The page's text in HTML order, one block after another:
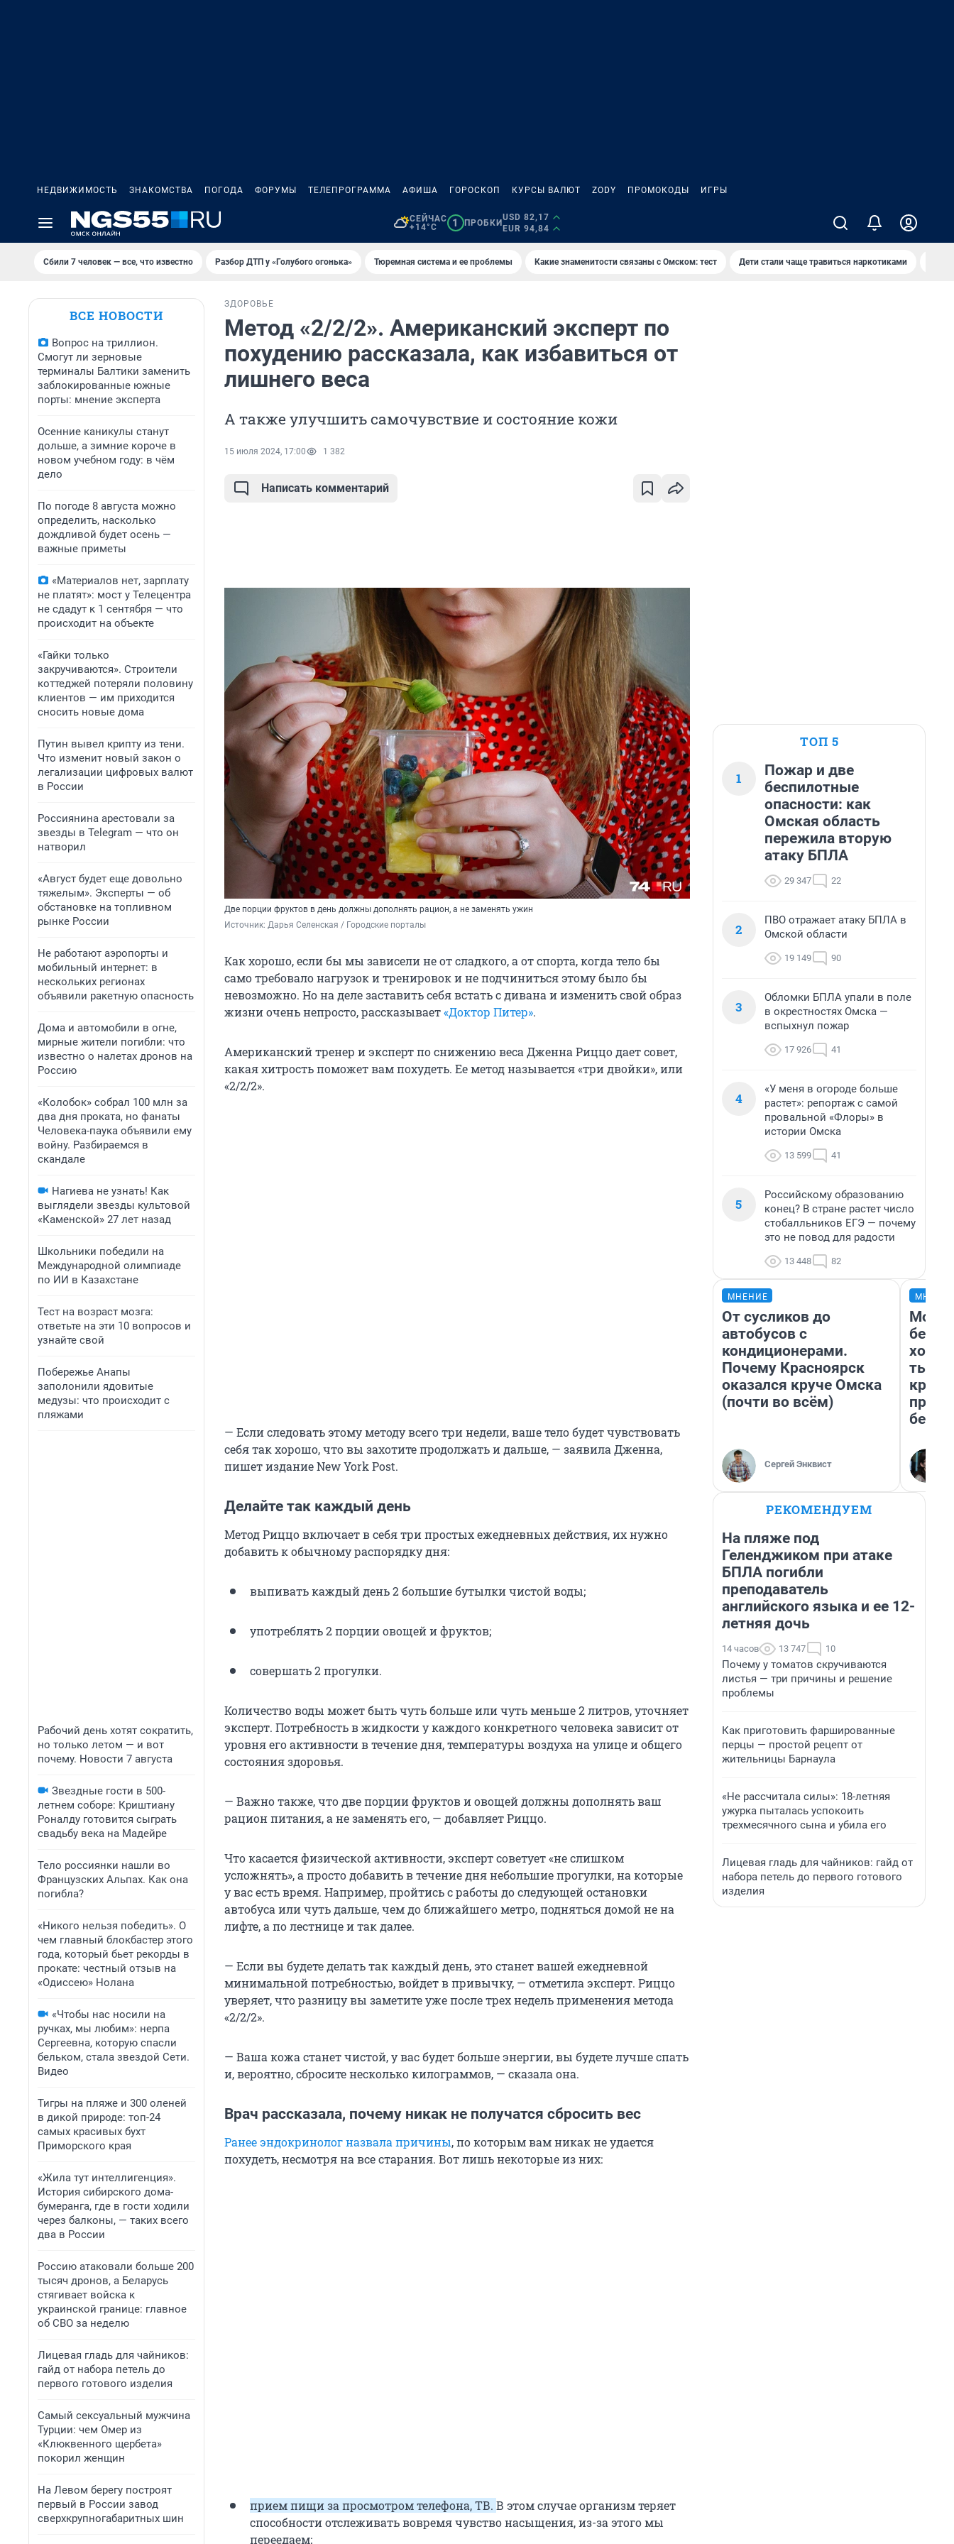
НЕДВИЖИМОСТЬ ЗНАКОМСТВА ПОГОДА ФОРУМЫ ТЕЛЕПРОГРАММА АФИША ГОРОСКОП КУРСЫ ВАЛЮТ ZODY ПРОМОКОДЫ ИГРЫ
СЕЙЧАС
+14°C
1 ПРОБКИ
USD 82,17
EUR 94,84
Сбили 7 человек — все, что известно Разбор ДТП у «Голубого огонька» Тюремная система и ее проблемы Какие знаменитости связаны с Омском: тест Дети стали чаще травиться наркотиками
ВСЕ НОВОСТИ
Вопрос на триллион.
Смогут ли зерновые
терминалы Балтики заменить
заблокированные южные
порты: мнение эксперта
Осенние каникулы станут
дольше, а зимние короче в
новом учебном году: в чём
дело
По погоде 8 августа можно
определить, насколько
дождливой будет осень —
важные приметы
«Материалов нет, зарплату
не платят»: мост у Телецентра
не сдадут к 1 сентября — что
происходит на объекте
«Гайки только
закручиваются». Строители
коттеджей потеряли половину
клиентов — им приходится
сносить новые дома
Путин вывел крипту из тени.
Что изменит новый закон о
легализации цифровых валют
в России
Россиянина арестовали за
звезды в Telegram — что он
натворил
«Август будет еще довольно
тяжелым». Эксперты — об
обстановке на топливном
рынке России
Не работают аэропорты и
мобильный интернет: в
нескольких регионах
объявили ракетную опасность
Дома и автомобили в огне,
мирные жители погибли: что
известно о налетах дронов на
Россию
«Колобок» собрал 100 млн за
два дня проката, но фанаты
Человека-паука объявили ему
войну. Разбираемся в
скандале
Нагиева не узнать! Как
выглядели звезды культовой
«Каменской» 27 лет назад
Школьники победили на
Международной олимпиаде
по ИИ в Казахстане
Тест на возраст мозга:
ответьте на эти 10 вопросов и
узнайте свой
Побережье Анапы
заполонили ядовитые
медузы: что происходит с
пляжами
Рабочий день хотят сократить,
но только летом — и вот
почему. Новости 7 августа
Звездные гости в 500-
летнем соборе: Криштиану
Роналду готовится сыграть
свадьбу века на Мадейре
Тело россиянки нашли во
Французских Альпах. Как она
погибла?
«Никого нельзя победить». О
чем главный блокбастер этого
года, который бьет рекорды в
прокате: честный отзыв на
«Одиссею» Нолана
«Чтобы нас носили на
ручках, мы любим»: нерпа
Сергеевна, которую спасли
бельком, стала звездой Сети.
Видео
Тигры на пляже и 300 оленей
в дикой природе: топ-24
самых красивых бухт
Приморского края
«Жила тут интеллигенция».
История сибирского дома-
бумеранга, где в гости ходили
через балконы, — таких всего
два в России
Россию атаковали больше 200
тысяч дронов, а Беларусь
стягивает войска к
украинской границе: главное
об СВО за неделю
Лицевая гладь для чайников:
гайд от набора петель до
первого готового изделия
Самый сексуальный мужчина
Турции: чем Омер из
«Клюквенного щербета»
покорил женщин
На Левом берегу построят
первый в России завод
сверхкрупногабаритных шин
ЗДОРОВЬЕ
Метод «2/2/2». Американский эксперт по
похудению рассказала, как избавиться от
лишнего веса
А также улучшить самочувствие и состояние кожи
15 июля 2024, 17:00 1 382
Написать комментарий
Две порции фруктов в день должны дополнять рацион, а не заменять ужин
Источник: Дарья Селенская / Городские порталы
Как хорошо, если бы мы зависели не от сладкого, а от спорта, когда тело бы
само требовало нагрузок и тренировок и не подчиниться этому было бы
невозможно. Но на деле заставить себя встать с дивана и изменить свой образ
жизни очень непросто, рассказывает«Доктор Питер».
Американский тренер и эксперт по снижению веса Дженна Риццо дает совет,
какая хитрость поможет вам похудеть. Ее метод называется «три двойки», или
«2/2/2».
— Если следовать этому методу всего три недели, ваше тело будет чувствовать
себя так хорошо, что вы захотите продолжать и дальше, — заявила Дженна,
пишет издание New York Post.
Делайте так каждый день
Метод Риццо включает в себя три простых ежедневных действия, их нужно
добавить к обычному распорядку дня:
выпивать каждый день 2 большие бутылки чистой воды;
употреблять 2 порции овощей и фруктов;
совершать 2 прогулки.
Количество воды может быть чуть больше или чуть меньше 2 литров, уточняет
эксперт. Потребность в жидкости у каждого конкретного человека зависит от
уровня его активности в течение дня, температуры воздуха на улице и общего
состояния здоровья.
— Важно также, что две порции фруктов и овощей должны дополнять ваш
рацион питания, а не заменять его, — добавляет Риццо.
Что касается физической активности, эксперт советует «не слишком
усложнять», а просто добавить в течение дня небольшие прогулки, на которые
у вас есть время. Например, пройтись с работы до следующей остановки
автобуса или чуть дальше, чем до ближайшего метро, подняться домой не на
лифте, а по лестнице и так далее.
— Если вы будете делать так каждый день, это станет вашей ежедневной
минимальной потребностью, войдет в привычку, — отметила эксперт. Риццо
уверяет, что разницу вы заметите уже после трех недель применения метода
«2/2/2».
— Ваша кожа станет чистой, у вас будет больше энергии, вы будете лучше спать
и, вероятно, сбросите несколько килограммов, — сказала она.
Врач рассказала, почему никак не получатся сбросить вес
Ранее эндокринолог назвала причины, по которым вам никак не удается
похудеть, несмотря на все старания. Вот лишь некоторые из них:
прием пищи за просмотром телефона, ТВ. В этом случае организм теряет
способности отслеживать вовремя чувство насыщения, из-за этого мы
переедаем;
ТОП 5
1
Пожар и две
беспилотные
опасности: как
Омская область
пережила вторую
атаку БПЛА
29 347 22
2
ПВО отражает атаку БПЛА в
Омской области
19 149 90
3
Обломки БПЛА упали в поле
в окрестностях Омска —
вспыхнул пожар
17 926 41
4
«У меня в огороде больше
растет»: репортаж с самой
провальной «Флоры» в
истории Омска
13 599 41
5
Российскому образованию
конец? В стране растет число
стобалльников ЕГЭ — почему
это не повод для радости
13 448 82
МНЕНИЕ
От сусликов до
автобусов с
кондиционерами.
Почему Красноярск
оказался круче Омска
(почти во всём)
Сергей Энквист
Мой
РЕКОМЕНДУЕМ
На пляже под
Геленджиком при атаке
БПЛА погибли
преподаватель
английского языка и ее 12-
летняя дочь
14 часов 13 747 10
Почему у томатов скручиваются
листья — три причины и решение
проблемы
Как приготовить фаршированные
перцы — простой рецепт от
жительницы Барнаула
«Не рассчитала силы»: 18-летняя
ужурка пыталась успокоить
трехмесячного сына и убила его
Лицевая гладь для чайников: гайд от
набора петель до первого готового
изделия